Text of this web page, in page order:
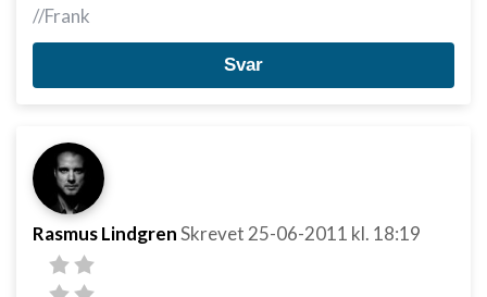
//Frank
Svar
Rasmus LindgrenSkrevet 25-06-2011 kl. 18:19